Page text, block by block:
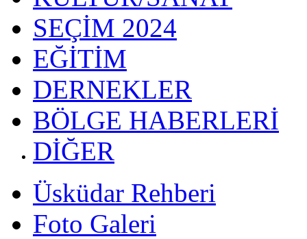
SEÇİM 2024
EĞİTİM
DERNEKLER
BÖLGE HABERLERİ
DİĞER
Üsküdar Rehberi
Foto Galeri